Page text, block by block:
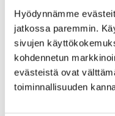
Hyödynnämme
jatkossa paremmin.
sivujen
kohdennetun
evästeistä ovat
toiminnallisuuden
Etusivu
Satakuntalainen